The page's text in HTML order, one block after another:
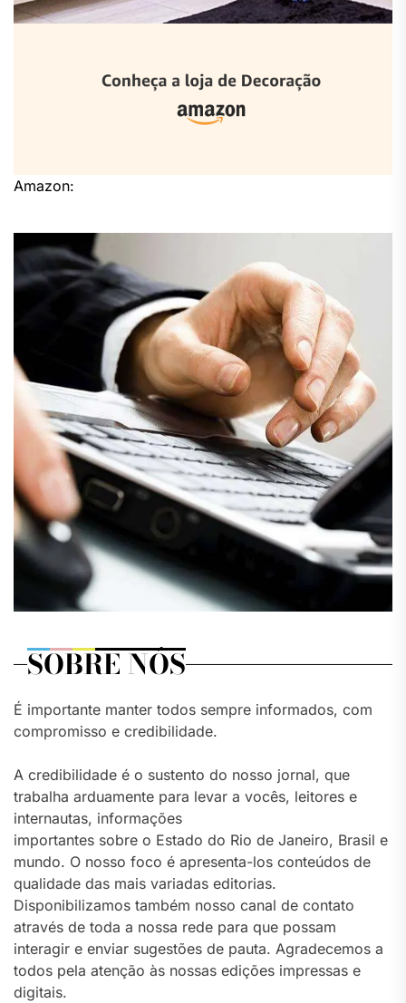
Amazon:
SOBRE NÓS
É importante manter todos sempre informados, com
compromisso e credibilidade.
A credibilidade é o sustento do nosso jornal, que
trabalha arduamente para levar a vocês, leitores e
internautas, informações
importantes sobre o Estado do Rio de Janeiro, Brasil e
mundo. O nosso foco é apresenta-los conteúdos de
qualidade das mais variadas editorias.
Disponibilizamos também nosso canal de contato
através de toda a nossa rede para que possam
interagir e enviar sugestões de pauta. Agradecemos a
todos pela atenção às nossas edições impressas e
digitais.